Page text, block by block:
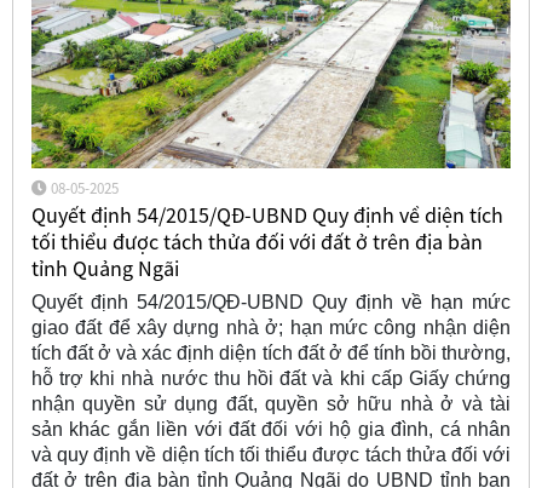
08-05-2025
Quyết định 54/2015/QĐ-UBND Quy định về diện tích
tối thiểu được tách thửa đối với đất ở trên địa bàn
tỉnh Quảng Ngãi
Quyết định 54/2015/QĐ-UBND Quy định về hạn mức
giao đất để xây dựng nhà ở; hạn mức công nhận diện
tích đất ở và xác định diện tích đất ở để tính bồi thường,
hỗ trợ khi nhà nước thu hồi đất và khi cấp Giấy chứng
nhận quyền sử dụng đất, quyền sở hữu nhà ở và tài
sản khác gắn liền với đất đối với hộ gia đình, cá nhân
và quy định về diện tích tối thiểu được tách thửa đối với
đất ở trên địa bàn tỉnh Quảng Ngãi do UBND tỉnh ban